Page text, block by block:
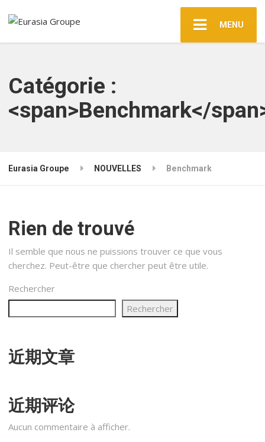
MENU
Catégorie :
<span>Benchmark</
Eurasia Groupe NOUVELLES Benchmark
Rien de trouvé
Il semble que nous ne puissions trouver ce que vous
cherchez. Peut-être que chercher peut être utile.
Rechercher
Rechercher
近期文章
近期评论
Aucun commentaire à afficher.